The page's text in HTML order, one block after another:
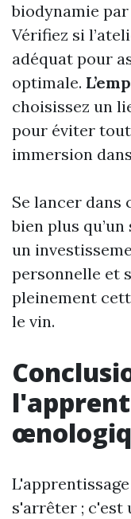
biodynamie
Vérifiez si
adéquat pour
optimale.
choisissez un
pour éviter
immersion
Se lancer dans
bien plus
un
personnelle et
pleinement
le vin.
s'arrêter ; c'est